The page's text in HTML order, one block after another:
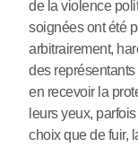
de la violence
soignées ont été
arbitrairement,
des
en recevoir la
leurs yeux,
choix que de fuir,